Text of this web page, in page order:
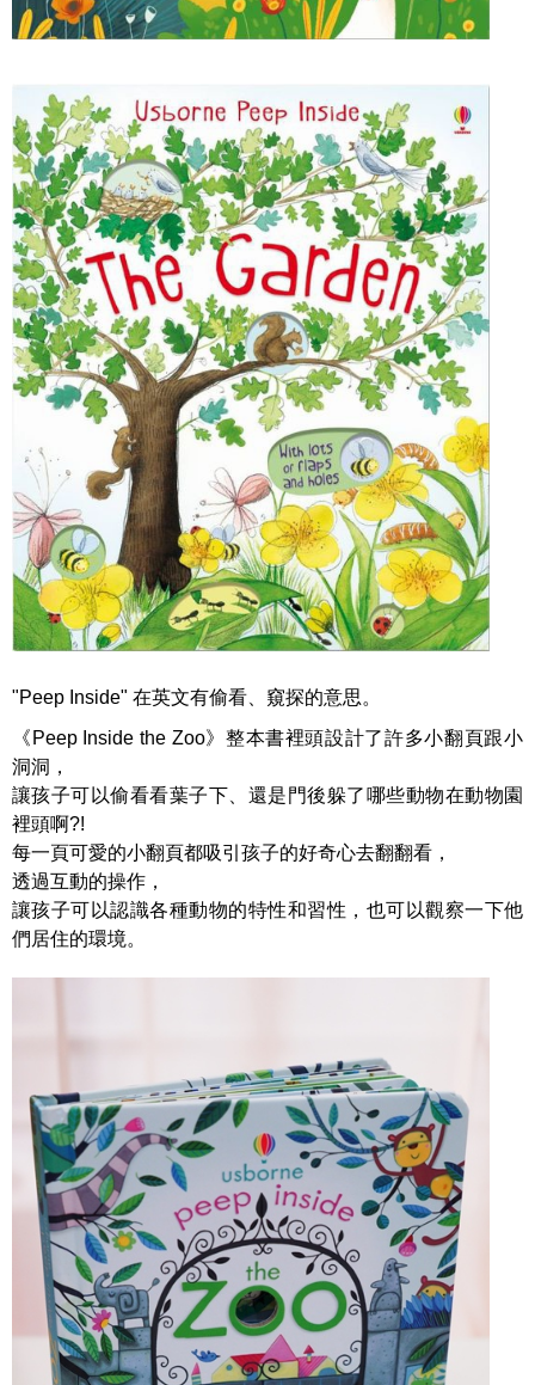
"Peep Inside" 在英文有偷看、窺探的意思。
《Peep Inside the Zoo》整本書裡頭設計了許多小翻頁跟小
洞洞，
讓孩子可以偷看看葉子下、還是門後躲了哪些動物在動物園
裡頭啊?!
每一頁可愛的小翻頁都吸引孩子的好奇心去翻翻看，
透過互動的操作，
讓孩子可以認識各種動物的特性和習性，也可以觀察一下他
們居住的環境。